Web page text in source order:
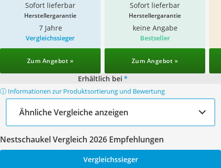
Sofort lieferbar Sofort lieferbar
Herstellergarantie
7 Jahre
Herstellergarantie
keine Angabe
Vergleichssieger
Zum Angebot »
Bestseller
Zum Angebot »
Erhältlich bei *
ⓘ Informationen zur Produktsortierung und Bewertung
Ähnliche Vergleiche anzeigen
Nestschaukel Vergleich 2026 Empfehlungen
Vergleichssieger